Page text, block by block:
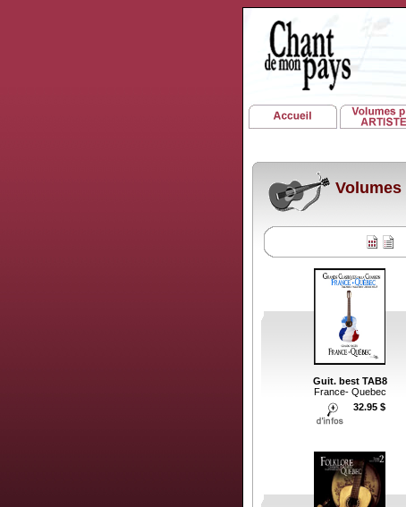
Guit. best TAB8
France- Quebec
32.95 $